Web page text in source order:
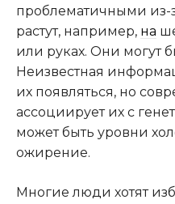
проблематичными из-
растут, например, на
или руках. Они могут
Неизвестная
их появляться, но
ассоциирует их с
может быть уровни
ожирение.
Многие люди хотят